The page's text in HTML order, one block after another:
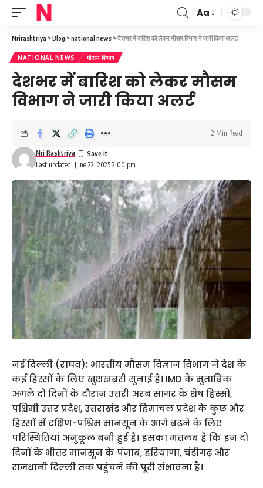
Font
Resizer
Aa
Nrirashtriya >Blog >national news >देशभर में बारिश को लेकर मौसम विभाग ने जारी किया अलर्ट
NATIONAL NEWS मौसम विभाग
देशभर में बारिश को लेकर मौसम
विभाग ने जारी किया अलर्ट
Last updated: June 22, 2025 2:00 pm
Nri Rashtriya
2 Min Read
नई दिल्ली (राघव): भारतीय मौसम विज्ञान विभाग ने देश के
कई हिस्सों के लिए खुशखबरी सुनाई है। IMD के मुताबिक
अगले दो दिनों के दौरान उत्तरी अरब सागर के शेष हिस्सों,
पश्चिमी उत्तर प्रदेश, उत्तराखंड और हिमाचल प्रदेश के कुछ और
हिस्सों में दक्षिण-पश्चिम मानसून के आगे बढ़ने के लिए
परिस्थितियां अनुकूल बनी हुई हैं। इसका मतलब है कि इन दो
दिनों के भीतर मानसून के पंजाब, हरियाणा, चंडीगढ़ और
राजधानी दिल्ली तक पहुंचने की पूरी संभावना है।